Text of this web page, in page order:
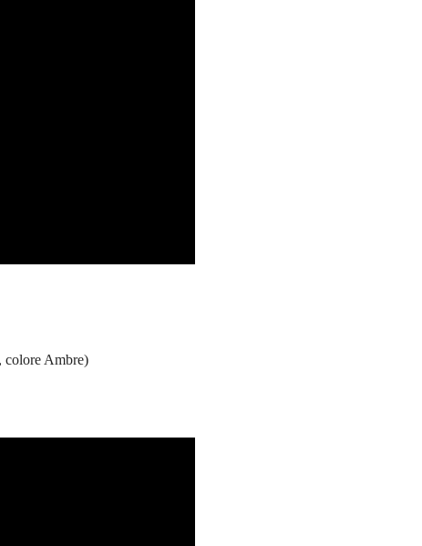
colore Ambre)